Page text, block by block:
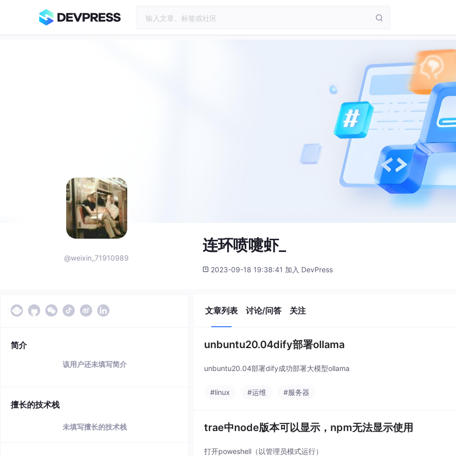
@weixin_71910989
连环喷嚏虾_
2023-09-18 19:38:41 加入 DevPress
简介
该用户还未填写简介
擅长的技术栈
未填写擅长的技术栈
文章列表 讨论/问答 关注
unbuntu20.04dify部署ollama
unbuntu20.04部署dify成功部署大模型ollama
#linux #运维 #服务器
trae中node版本可以显示，npm无法显示使用
打开poweshell（以管理员模式运行）